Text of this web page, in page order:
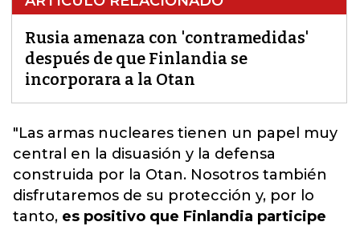
Rusia amenaza con 'contramedidas'
después de que Finlandia se
incorporara a la Otan
"Las armas nucleares tienen un papel muy
central en la disuasión y la defensa
construida por la Otan. Nosotros también
disfrutaremos de su protección y, por lo
tanto, es positivo que Finlandia participe